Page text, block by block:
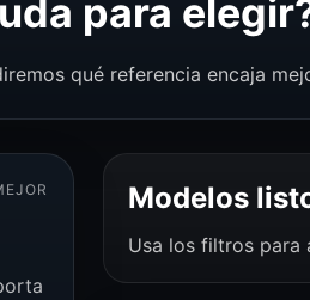
para
qué referencia encaja
Modelos
Usa los filtros para